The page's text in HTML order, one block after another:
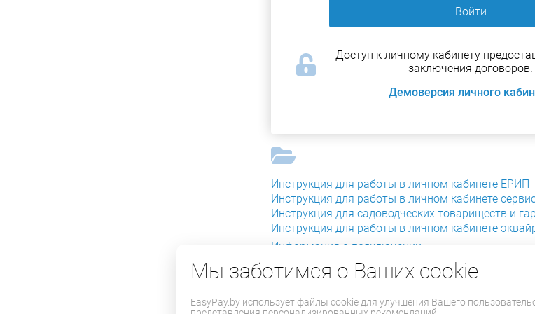
Войти
Доступ к личному кабинету
заключения договоров.
Демоверсия личного
Инструкция для работы в личном кабинете ЕРИП
Инструкция для работы в личном кабинете
Инструкция для садоводческих товариществ и
Инструкция для работы в личном кабинете
Информация о подключении
Политика в отношении обработки файлов cookie
Настройки cookie
Мы заботимся о Ваших cookie
EasyPay.by использует файлы cookie для улучшения Вашего